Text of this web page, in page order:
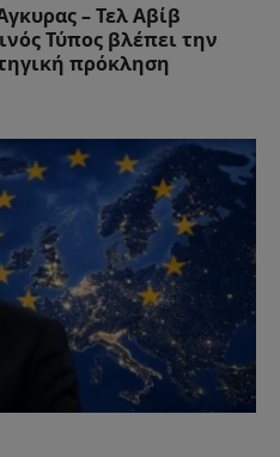
– Τελ Αβίβ
Τύπος βλέπει την
πρόκληση